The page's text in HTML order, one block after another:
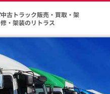
中古トラック販売・買取・架
修・架装のリトラス